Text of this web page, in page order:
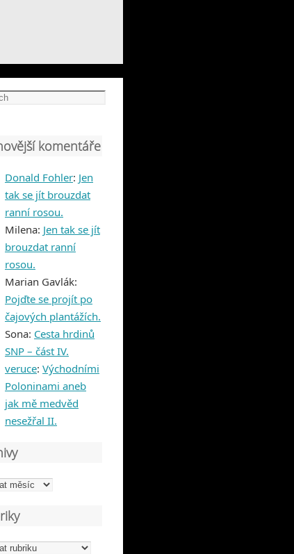
komentáře
Donald Fohler: Jen
tak se jít brouzdat
ranní rosou.
Milena: Jen tak se jít
brouzdat ranní
rosou.
Marian Gavlák:
Pojďte se projít po
čajových plantážích.
Sona: Cesta hrdinů
SNP – část IV.
veruce: Východními
Poloninami aneb
jak mě medvěd
nesežřal II.